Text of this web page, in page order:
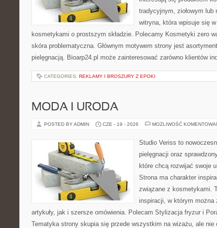
tradycyjnym, ziołowym lub
witryna, która wpisuje się
kosmetykami o prostszym składzie. Polecamy Kosmetyki zero
skóra problematyczna. Głównym motywem strony jest
pielęgnacją. Bioarp24.pl może zainteresować zarówno klientów
CATEGORIES: REKLAMY I BROSZURY Z EPOKI
MODA I URODA
POSTED BY ADMIN CZE - 19 - 2026 MOŻLIWOŚĆ
Studio Veriss to
pielęgnacji oraz
które chcą rozwijać swoje
Strona ma charakter
związane z kosmetykami.
inspiracji, w którym
artykuły, jak i szersze omówienia. Polecam Stylizacja fryzur i
Tematyka strony skupia się przede wszystkim na wizażu, ale nie